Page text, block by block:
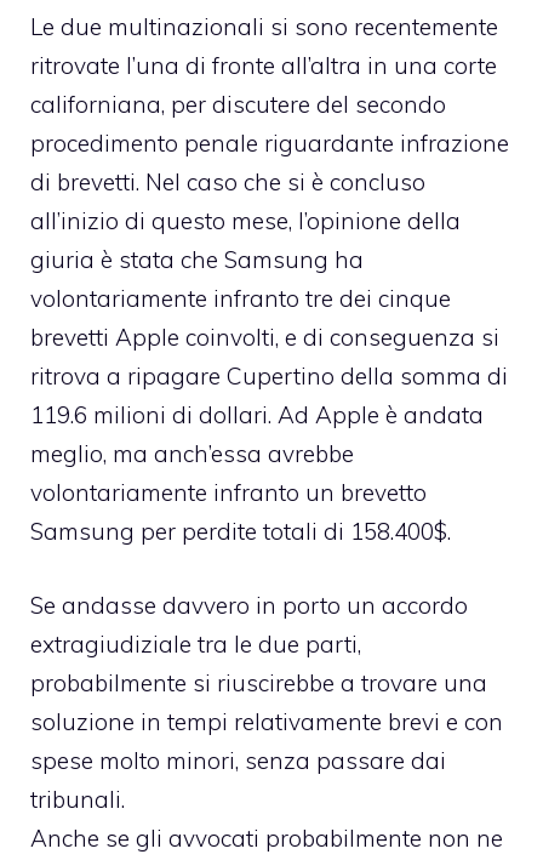
Le due multinazionali si sono recentemente
ritrovate l’una di fronte all’altra in una corte
californiana, per discutere del secondo
procedimento penale riguardante infrazione
di brevetti. Nel caso che si è concluso
all’inizio di questo mese, l’opinione della
giuria è stata che Samsung ha
volontariamente infranto tre dei cinque
brevetti Apple coinvolti, e di conseguenza si
ritrova a ripagare Cupertino della somma di
119.6 milioni di dollari. Ad Apple è andata
meglio, ma anch’essa avrebbe
volontariamente infranto un brevetto
Samsung per perdite totali di 158.400$.
Se andasse davvero in porto un accordo
extragiudiziale tra le due parti,
probabilmente si riuscirebbe a trovare una
soluzione in tempi relativamente brevi e con
spese molto minori, senza passare dai
tribunali.
Anche se gli avvocati probabilmente non ne